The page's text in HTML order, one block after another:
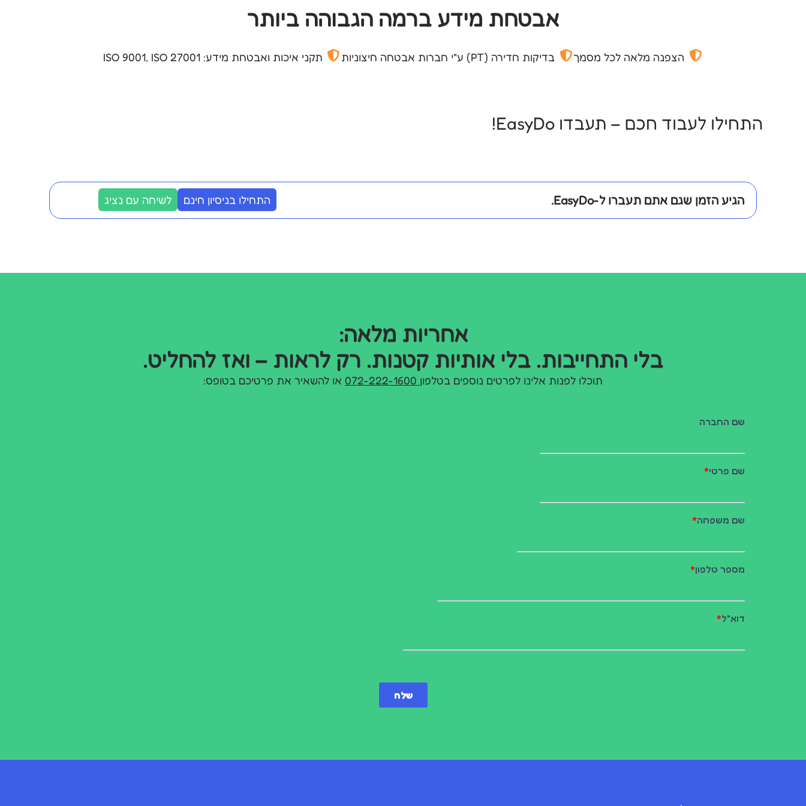
אבטחת מידע ברמה הגבוהה ביותר
הצפנה מלאה לכל מסמך בדיקות חדירה (PT) ע"י חברות אבטחה חיצוניות תקני איכות ואבטחת מידע: ISO 9001, ISO 27001
התחילו לעבוד חכם – תעבדו EasyDo!
הגיע הזמן שגם אתם תעברו ל-EasyDo. התחילו בניסיון חינם לשיחה עם נציג
אחריות מלאה:
בלי התחייבות. בלי אותיות קטנות. רק לראות – ואז להחליט.
תוכלו לפנות אלינו לפרטים נוספים בטלפון 072-222-1600 או להשאיר את פרטיכם בטופס: